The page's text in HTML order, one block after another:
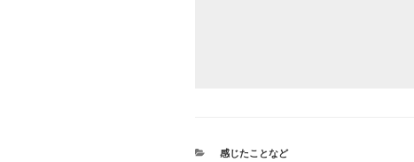
カ
感じたことなど